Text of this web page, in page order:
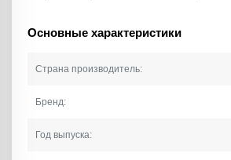
Основные характеристики
Страна производитель:
Бренд:
Год выпуска: